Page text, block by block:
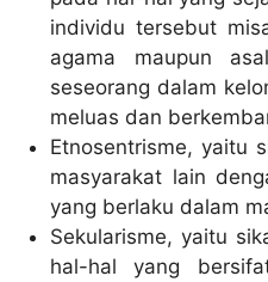
individu tersebut
agama maupun
seseorang dalam
meluas dan
Etnosentrisme, yaitu
masyarakat lain
yang berlaku dalam
Sekularisme, yaitu
hal-hal yang